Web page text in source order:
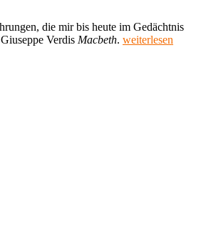
die mir bis heute im Gedächtnis
Verdis Macbeth. „Meine
weiterlesen